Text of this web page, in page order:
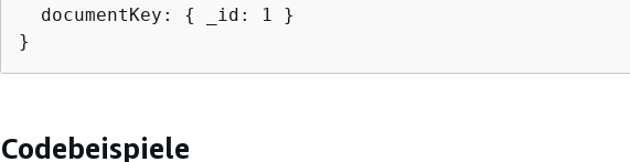
  documentKey:
{
_id: 1 }
}
Codebeispiele